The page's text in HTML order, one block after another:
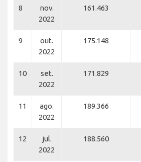
8
nov.
2022
161.463
9
out.
2022
175.148
10
set.
2022
171.829
11
ago.
2022
189.366
12
jul.
2022
188.560